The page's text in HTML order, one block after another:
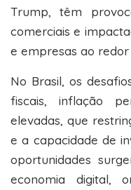
Trump, têm
comerciais e
e empresas ao
No Brasil, os
fiscais, inflação
elevadas, que
e a capacidade de
oportunidades
economia digital,